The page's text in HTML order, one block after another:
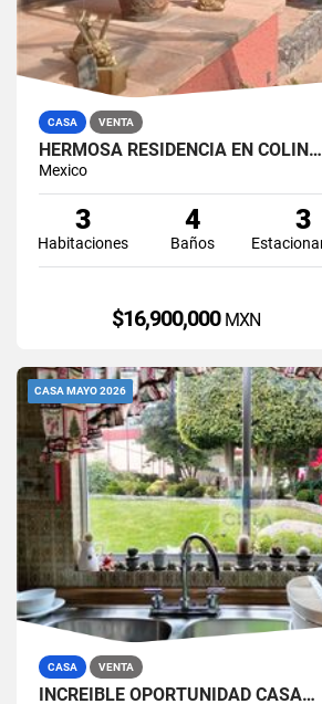
CASA VENTA
HERMOSA RESIDENCIA EN COLIN…
Mexico
3
Habitaciones
4
Baños
3
$16,900,000 MXN
CASA MAYO 2026
CASA VENTA
INCREIBLE OPORTUNIDAD CASA…